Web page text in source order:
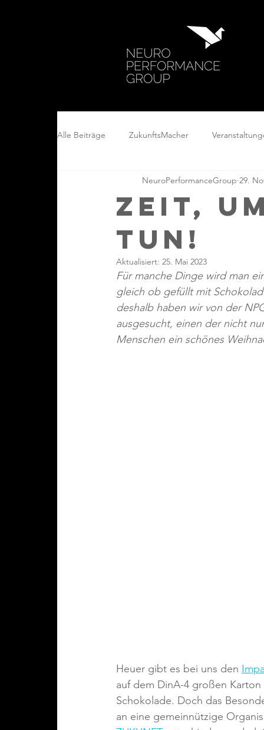
Alle Beiträge ZukunftsMacher
Zeit,
tun!
NeuroPerformanceGroup 29.
Aktualisiert: 25. Mai 2023
Für manche Dinge wird man
gleich ob gefüllt mit
deshalb haben wir von der
ausgesucht, einen der nicht
Menschen ein schönes
Heuer gibt es bei uns den
auf dem DinA-4 großen
Schokolade. Doch das
an eine gemeinnützige